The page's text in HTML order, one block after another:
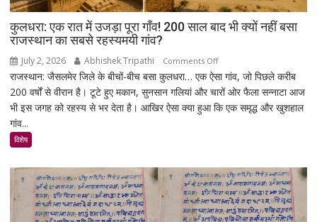
बिजली
क्षमता
कुलधरा: एक रात में उजड़ा पूरा गाँव! 200 साल बाद भी क्यों नहीं बसा
राजस्थान का सबसे रहस्यमयी गांव?
July 2, 2026 Abhishek Tripathi Comments Offon
कुलधरा:
एक
रात
गाँव!
200
साल
बाद
राजस्थान: जैसलमेर जिले के बीचों-बीच बसा कुलधरा… एक ऐसा गांव, जो पिछले करीब
200 वर्षों से वीरान है। टूटे हुए मकान, सुनसान गलियां और चारों ओर फैला सन्नाटा आज
भी इस जगह को रहस्य से भर देता है। आखिर ऐसा क्या हुआ कि एक समृद्ध और खुशहाल
गांव...
विशेष